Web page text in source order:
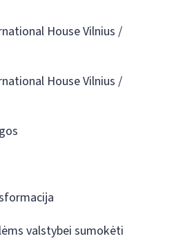
House Vilnius /
House Vilnius /
valstybei sumokėti